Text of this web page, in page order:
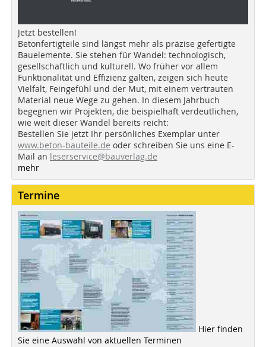
Jetzt bestellen!
Betonfertigteile sind längst mehr als präzise gefertigte
Bauelemente. Sie stehen für Wandel: technologisch,
gesellschaftlich und kulturell. Wo früher vor allem
Funktionalität und Effizienz galten, zeigen sich heute
Vielfalt, Feingefühl und der Mut, mit einem vertrauten
Material neue Wege zu gehen. In diesem Jahrbuch
begegnen wir Projekten, die beispielhaft verdeutlichen,
wie weit dieser Wandel bereits reicht:
Bestellen Sie jetzt Ihr persönliches Exemplar unter
www.beton-bauteile.de oder schreiben Sie uns eine E-
Mail an leserservice@bauverlag.de
mehr
Termine
Hier finden
Sie eine Auswahl von aktuellen Terminen